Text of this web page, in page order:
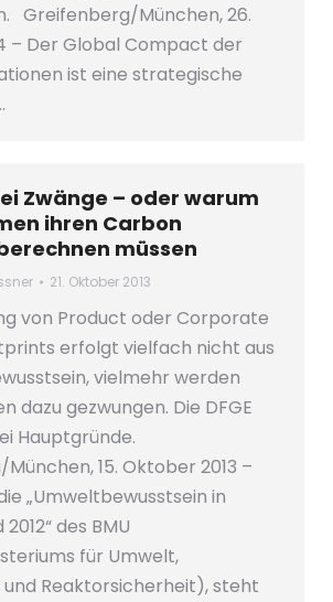
Greifenberg/München, 26.
– Der Global Compact der
ist eine strategische
Zwänge – oder warum
ihren Carbon
müssen
21. Oktober 2013
von Product oder Corporate
erfolgt vielfach nicht aus
vielmehr werden
dazu gezwungen. Die DFGE
Hauptgründe.
15. Oktober 2013 –
„Umweltbewusstsein in
des BMU
für Umwelt,
Reaktorsicherheit), steht